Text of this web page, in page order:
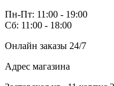
Пн-Пт: 11:00 - 19:00
Сб: 11:00 - 18:00
Онлайн заказы 24/7
Адрес магазина